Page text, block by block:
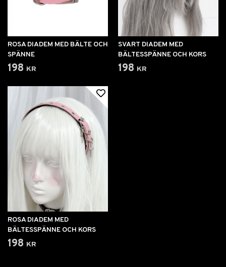
ROSA DIADEM MED BÄLTE OCH
SPÄNNE
198 kr
SVART DIADEM MED
BÄLTESSPÄNNE OCH KORS
198 kr
ROSA DIADEM MED
BÄLTESSPÄNNE OCH KORS
198 kr